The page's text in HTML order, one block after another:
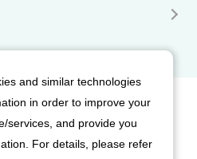
利用規約
キー（Cookie）ポリシー
and similar technologies
in order to improve your
services, and provide you
For details, please refer